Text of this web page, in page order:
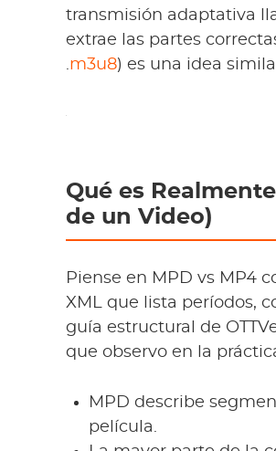
transmisión adaptativa
extrae las partes
.m3u8) es una idea
Qué es
de un Video)
Piense en MPD vs MP4
XML que lista períodos,
guía estructural de
que observo en la
MPD describe
película.